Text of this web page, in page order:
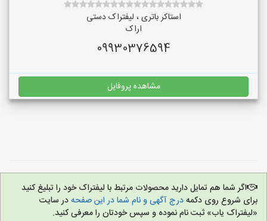
استاکر باتری ، لیفتراک دستی
اراک
09930376594
مشاهده پروفایل
اگر شما هم تمایل دارید محصولات مرتبط با لیفتراک خود را تبلیغ کنید
برای شروع روی دکمهدرج آگهی و نام شما در این صفحهدر سایت
«لیفتراک یاب» ثبت نام نموده و سپس خودتان را معرفی کنید.